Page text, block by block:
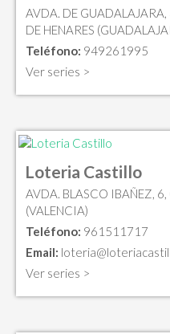
AVDA. DE
DE HENARES
Teléfono: 949261995
Ver series >
Loteria Castillo
AVDA. BLASCO IBAÑEZ,
(VALENCIA)
Teléfono: 961511717
Email:
Ver series >